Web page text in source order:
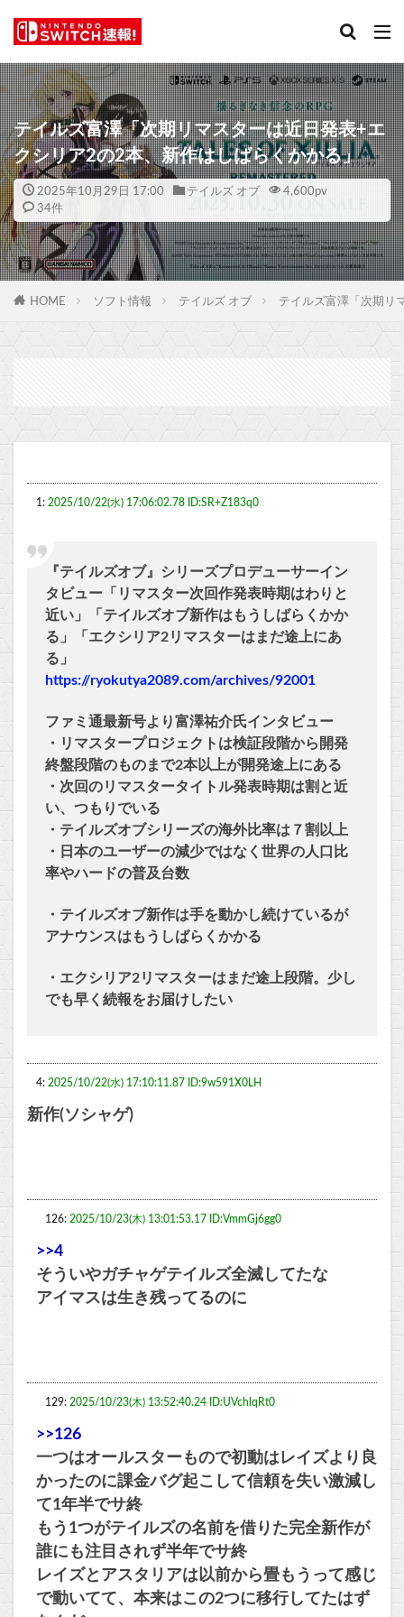
テイルズ富澤「次期リマスターは近日発表+エ
クシリア2の2本、新作はしばらくかかる」
2025年10月29日 17:00 テイルズ オブ 4,600pv
34件
HOME ソフト情報 テイルズ オブ テイルズ富澤「次期リ
1: 2025/10/22(水) 17:06:02.78 ID:SR+Z183q0
『テイルズオブ』シリーズプロデューサーイン
タビュー「リマスター次回作発表時期はわりと
近い」「テイルズオブ新作はもうしばらくかか
る」「エクシリア2リマスターはまだ途上にあ
る」
https://ryokutya2089.com/archives/92001
ファミ通最新号より富澤祐介氏インタビュー
・リマスタープロジェクトは検証段階から開発
終盤段階のものまで2本以上が開発途上にある
・次回のリマスタータイトル発表時期は割と近
い、つもりでいる
・テイルズオブシリーズの海外比率は７割以上
・日本のユーザーの減少ではなく世界の人口比
率やハードの普及台数
・テイルズオブ新作は手を動かし続けているが
アナウンスはもうしばらくかかる
・エクシリア2リマスターはまだ途上段階。少し
でも早く続報をお届けしたい
4: 2025/10/22(水) 17:10:11.87 ID:9w591X0LH
新作(ソシャゲ)
126: 2025/10/23(木) 13:01:53.17 ID:VmmGj6gg0
>>4
そういやガチャゲテイルズ全滅してたな
アイマスは生き残ってるのに
129: 2025/10/23(木) 13:52:40.24 ID:UVchlqRt0
>>126
一つはオールスターもので初動はレイズより良
かったのに課金バグ起こして信頼を失い激減し
て1年半でサ終
もう1つがテイルズの名前を借りた完全新作が
誰にも注目されず半年でサ終
レイズとアスタリアは以前から畳もうって感じ
で動いてて、本来はこの2つに移行してたはず